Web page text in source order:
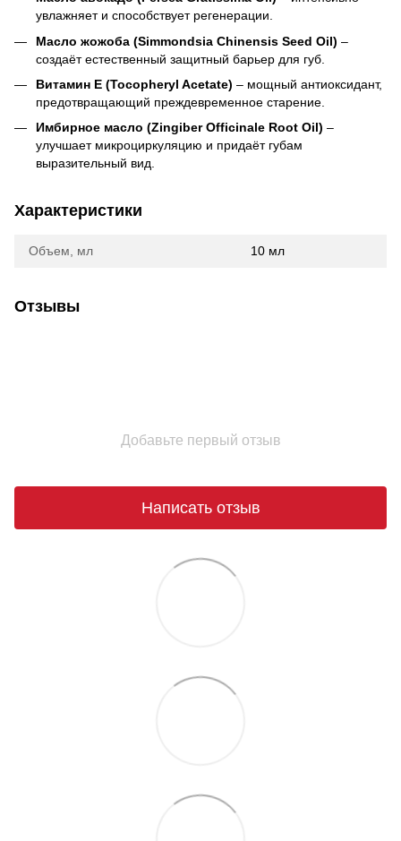
увлажняет и способствует регенерации.
Масло жожоба (Simmondsia Chinensis Seed Oil) –
создаёт естественный защитный барьер для губ.
Витамин E (Tocopheryl Acetate) – мощный антиоксидант,
предотвращающий преждевременное старение.
Имбирное масло (Zingiber Officinale Root Oil) –
улучшает микроциркуляцию и придаёт губам
выразительный вид.
Характеристики
Объем, мл 10 мл
Отзывы
Добавьте первый отзыв
Написать отзыв